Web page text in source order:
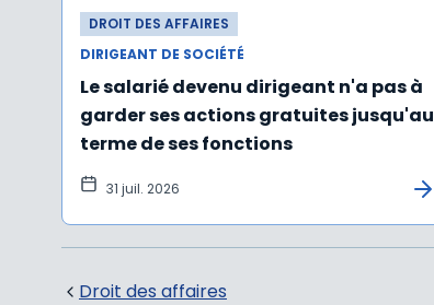
DROIT DES AFFAIRES
DIRIGEANT DE SOCIÉTÉ
Le salarié devenu dirigeant n'a pas à
garder ses actions gratuites jusqu'au
terme de ses fonctions
31 juil. 2026
Droit des affaires